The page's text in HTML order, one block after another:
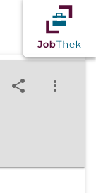
share more_vert